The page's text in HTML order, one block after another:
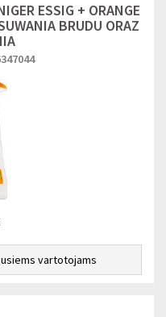
ESSIG + ORANGE
BRUDU ORAZ
vartotojams